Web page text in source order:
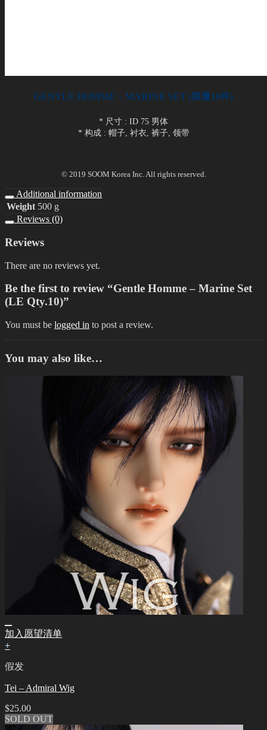
GENTLE HOMME – MARINE SET (限量10件)
* 尺寸 : ID 75 男体
* 构成 : 帽子, 衬衣, 裤子, 领带
© 2019 SOOM Korea Inc. All rights reserved.
Additional information
Weight 500 g
Reviews (0)
Reviews
There are no reviews yet.
Be the first to review “Gentle Homme – Marine Set
(LE Qty.10)”
You must be logged in to post a review.
You may also like…
加入愿望清单
+
假发
Tei – Admiral Wig
$25.00
SOLD OUT